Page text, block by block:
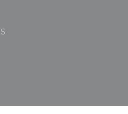
((otevře se v novém okně))
okně))
v novém okně))